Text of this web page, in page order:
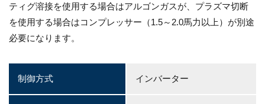
ティグ溶接を使用する場合はアルゴンガスが、プラズマ切断
を使用する場合はコンプレッサー（1.5～2.0馬力以上）が別途
必要になります。
制御方式 インバーター